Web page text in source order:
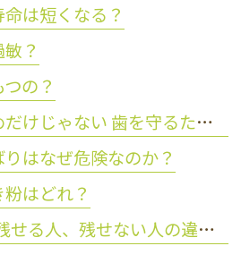
は短くなる？
？
の？
矯正は見た目のためだけじゃない 歯を守るために大切な理由とは？
はなぜ危険なのか？
はどれ？
80歳で20本の歯を残せる人、残せない人の違いとは？